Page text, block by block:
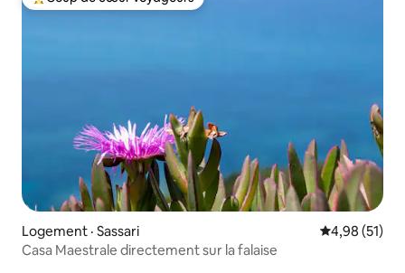
Coup de cœur voyageurs parmi les plus aimés
Logement · Sassari Note
4,98 (51)
Casa Maestrale directement sur la falaise